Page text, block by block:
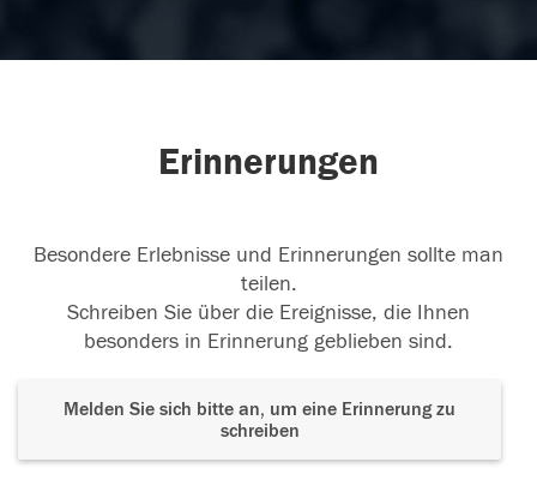
Erinnerungen
Besondere Erlebnisse und Erinnerungen sollte man
teilen.
Schreiben Sie über die Ereignisse, die Ihnen
besonders in Erinnerung geblieben sind.
Melden Sie sich bitte an, um eine Erinnerung zu
schreiben